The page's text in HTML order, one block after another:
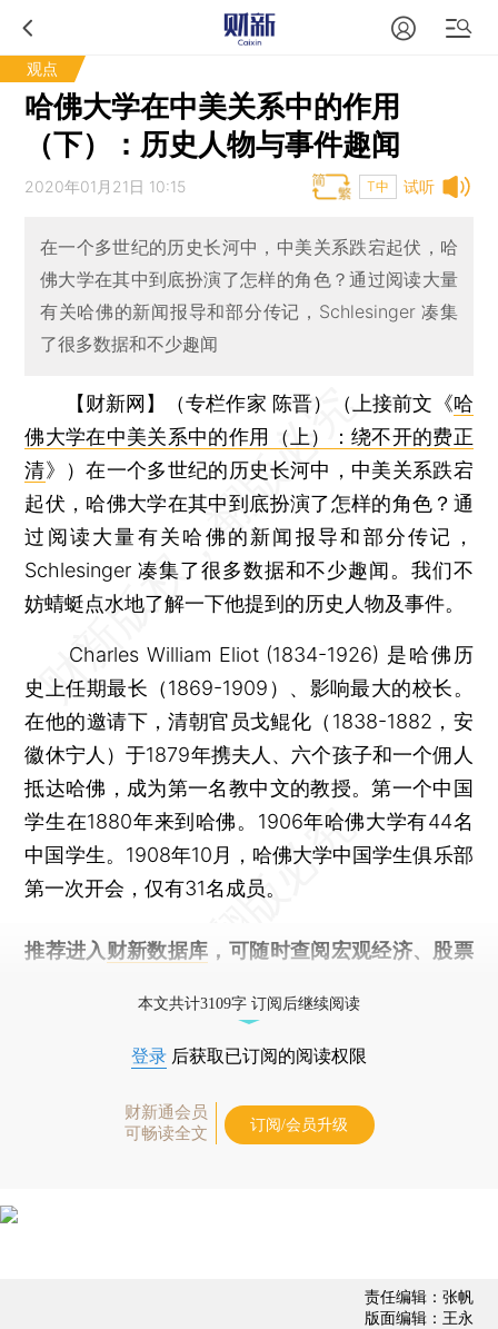
观点
哈佛大学在中美关系中的作用
（下）：历史人物与事件趣闻
试听
2020年01月21日 10:15 T中
在一个多世纪的历史长河中，中美关系跌宕起伏，哈
佛大学在其中到底扮演了怎样的角色？通过阅读大量
有关哈佛的新闻报导和部分传记，Schlesinger 凑集
了很多数据和不少趣闻
【财新网】（专栏作家 陈晋） （上接前文《哈
佛大学在中美关系中的作用（上）：绕不开的费正
清》）在一个多世纪的历史长河中，中美关系跌宕
起伏，哈佛大学在其中到底扮演了怎样的角色？通
过阅读大量有关哈佛的新闻报导和部分传记，
Schlesinger 凑集了很多数据和不少趣闻。我们不
妨蜻蜓点水地了解一下他提到的历史人物及事件。
Charles William Eliot (1834-1926) 是哈佛历
史上任期最长（1869-1909）、影响最大的校长。
在他的邀请下，清朝官员戈鲲化（1838-1882，安
徽休宁人）于1879年携夫人、六个孩子和一个佣人
抵达哈佛，成为第一名教中文的教授。第一个中国
学生在1880年来到哈佛。1906年哈佛大学有44名
中国学生。1908年10月，哈佛大学中国学生俱乐部
第一次开会，仅有31名成员。
推荐进入 财新数据库 ，可随时查阅宏观经济、股票
本文共计3109字 订阅后继续阅读
登录 后获取已订阅的阅读权限
财新通会员
可畅读全文
订阅/会员升级
责任编辑：张帆
版面编辑：王永